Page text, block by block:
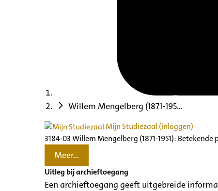
Willem Mengelberg (1871-195...
Mijn Studiezaal (inloggen)
3184-03 Willem Mengelberg (1871-1951):
Meer...
Uitleg bij archieftoegang
Een archieftoegang geeft uitgebreide